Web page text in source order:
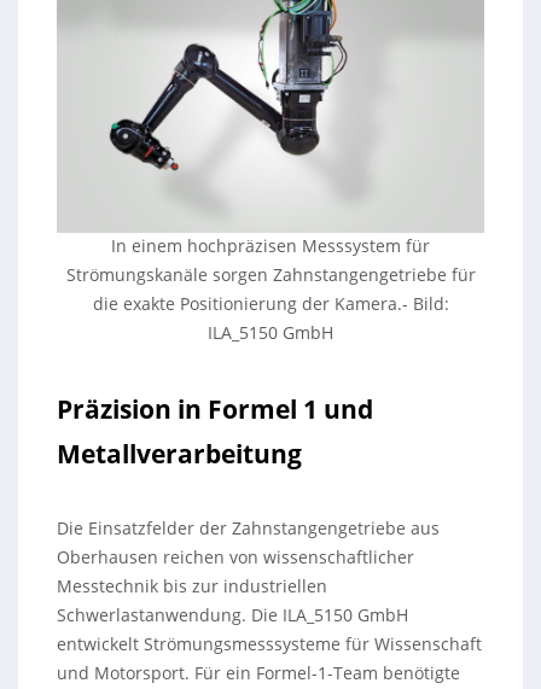
In einem hochpräzisen Messsystem für
Strömungskanäle sorgen Zahnstangengetriebe für
die exakte Positionierung der Kamera.- Bild:
ILA_5150 GmbH
Präzision in Formel 1 und
Metallverarbeitung
Die Einsatzfelder der Zahnstangengetriebe aus
Oberhausen reichen von wissenschaftlicher
Messtechnik bis zur industriellen
Schwerlastanwendung. Die ILA_5150 GmbH
entwickelt Strömungsmesssysteme für Wissenschaft
und Motorsport. Für ein Formel-1-Team benötigte